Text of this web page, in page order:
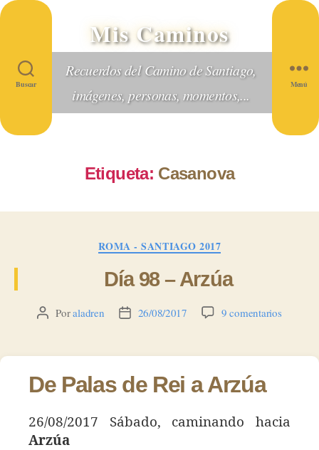
Buscar
Mis Caminos
Recuerdos del Camino de Santiago,
imágenes, personas, momentos,...
Menú
Etiqueta: Casanova
Categorías
ROMA - SANTIAGO 2017
Día 98 – Arzúa
Autor
entrada
Poraladren
Fecha
entrada
26/08/2017 9 comentariosen
–
De Palas de Rei a Arzúa
26/08/2017 Sábado, caminando hacia
Arzúa